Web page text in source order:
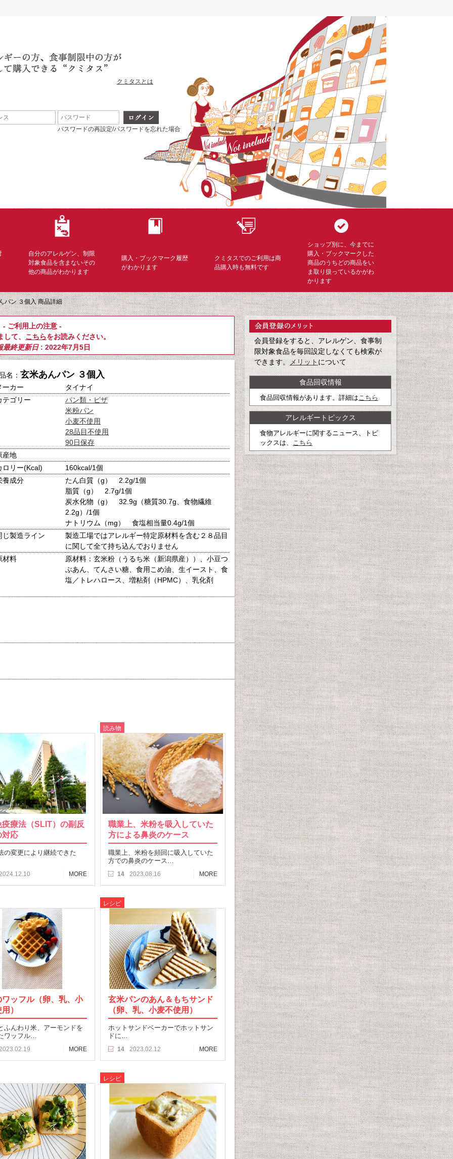
クミタスとは
パスワードの再設定/パスワードを忘れた場合
自分のアレルゲン、制限
対象食品を含まないその
他の商品がわかります
購入・ブックマーク履歴
がわかります
クミタスでのご利用は商
品購入時も無料です
ショップ別に、今までに
購入・ブックマークした
商品のうちどの商品をい
ま取り扱っているかがわ
かります
パン ３個入 商品詳細
- ご利用上の注意 -
て、 こちらをお読みください。
最終更新日: 2022年7月5日
名： 玄米あんパン ３個入
ーカー
タイナイ
テゴリー
パン類・ピザ
米粉パン
小麦不使用
28品目不使用
90日保存
産地
ロリー(Kcal)
160kcal/1個
養成分
たん白質（g） 2.2g/1個
脂質（g） 2.7g/1個
炭水化物（g） 32.9g（糖質30.7g、食物繊維
2.2g）/1個
ナトリウム（mg） 食塩相当量0.4g/1個
じ製造ライン
製造工場ではアレルギー特定原材料を含む２８品目
に関して全て持ち込んでおりません
材料
原材料：玄米粉（うるち米（新潟県産））、小豆つ
ぶあん、てんさい糖、食用こめ油、生イースト、食
塩／トレハロース、増粘剤（HPMC）、乳化剤
疫療法（SLIT）の副反
対応
の変更により継続できた
MORE
読み物
職業上、米粉を吸入していた
方による鼻炎のケース
職業上、米粉を頻回に吸入していた
方での鼻炎のケース…
14 2023.08.16 MORE
ワッフル（卵、乳、小
）
ふんわり米、アーモンドを
ワッフル…
MORE
レシピ
玄米パンのあん＆もちサンド
（卵、乳、小麦不使用）
ホットサンドベーカーでホットサン
ドに…
14 2023.02.12 MORE
レシピ
会員登録をすると、アレルゲン、食事制
限対象食品を毎回設定しなくても検索が
できます。メリットについて
食品回収情報
食品回収情報があります。詳細は こちら
アレルギートピックス
食物アレルギーに関するニュース、トピ
ックスは、
こちら